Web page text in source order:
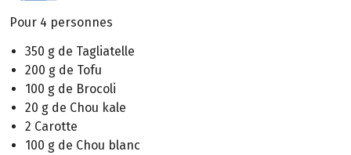
Pour 4 personnes
350 g de Tagliatelle
200 g de Tofu
100 g de Brocoli
20 g de Chou kale
2 Carotte
100 g de Chou blanc